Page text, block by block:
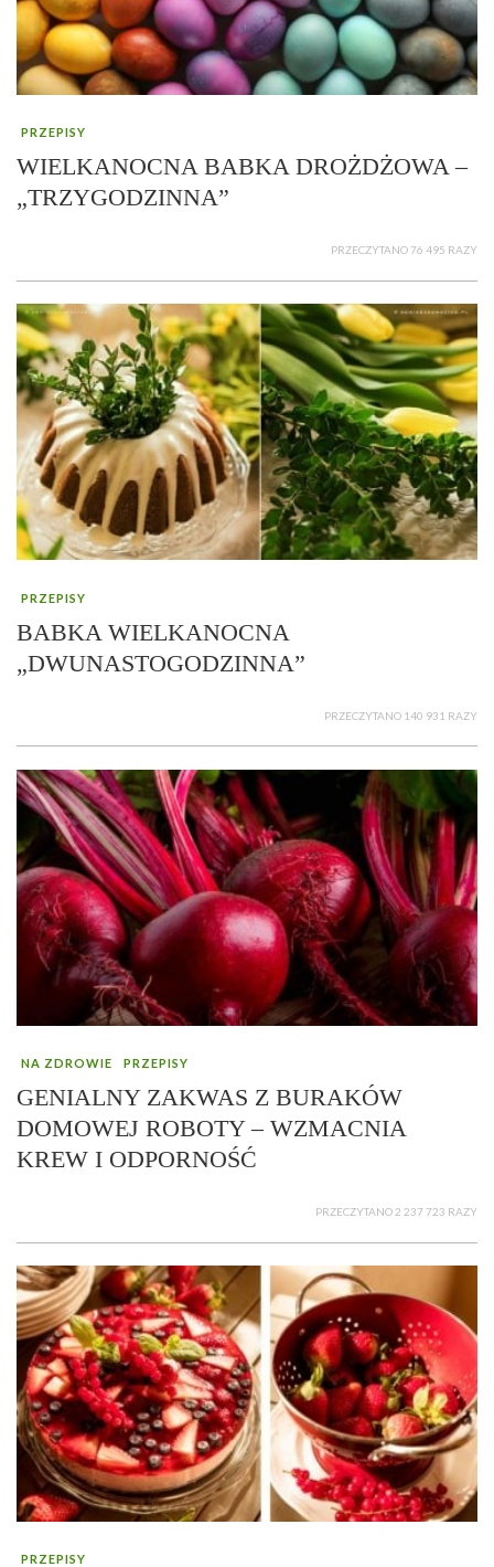
PRZEPISY
WIELKANOCNA BABKA DROŻDŻOWA –
„TRZYGODZINNA”
PRZECZYTANO 76 495 RAZY
PRZEPISY
BABKA WIELKANOCNA
„DWUNASTOGODZINNA”
PRZECZYTANO 140 931 RAZY
NA ZDROWIE PRZEPISY
GENIALNY ZAKWAS Z BURAKÓW
DOMOWEJ ROBOTY – WZMACNIA
KREW I ODPORNOŚĆ
PRZECZYTANO 2 237 723 RAZY
PRZEPISY